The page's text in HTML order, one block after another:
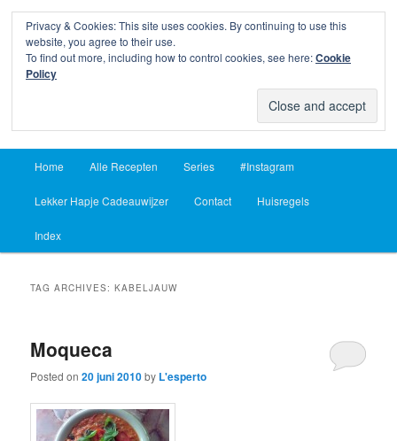
Lekker Hapje
Skip
to
primary
content
Skip
to
secondary
content
Home Alle Recepten Series #Instagram
Lekker Hapje Cadeauwijzer Contact Huisregels
Index
TAG ARCHIVES:KABELJAUW
Moqueca
Posted on20 juni 2010by L'esperto
Privacy & Cookies: This site uses cookies. By continuing to use this
website, you agree to their use.
To find out more, including how to control cookies, see here:Cookie
Policy